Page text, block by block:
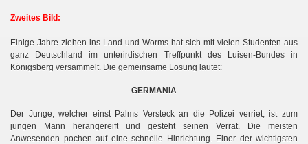
Zweites Bild:
Einige Jahre ziehen ins Land und Worms hat sich mit vielen Studenten aus
ganz Deutschland im unterirdischen Treffpunkt des Luisen-Bundes in
Königsberg versammelt. Die gemeinsame Losung lautet:
GERMANIA
Der Junge, welcher einst Palms Versteck an die Polizei verriet, ist zum
jungen Mann herangereift und gesteht seinen Verrat. Die meisten
Anwesenden pochen auf eine schnelle Hinrichtung. Einer der wichtigsten